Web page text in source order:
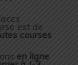
est de
courses
en ligne